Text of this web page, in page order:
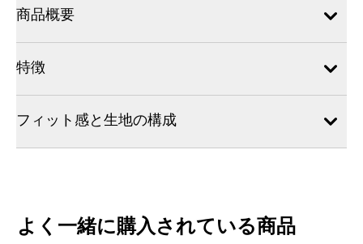
商品概要
特徴
フィット感と生地の構成
よく一緒に購入されている商品